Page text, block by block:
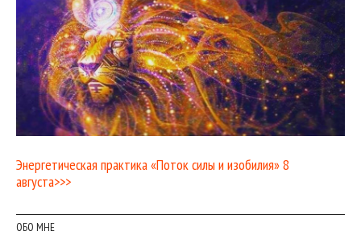
Энергетическая практика «Поток силы и изобилия» 8
августа>>>
ОБО МНЕ